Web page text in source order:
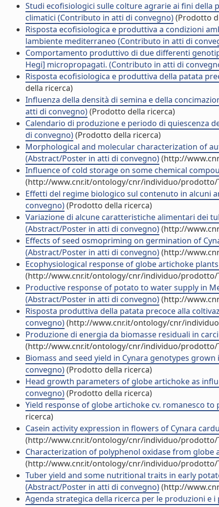
Studi ecofisiologici sulle colture agrarie ai fini della
climatici (Contributo in atti di convegno)(Prodotto
Risposta ecofisiologica e produttiva a condizioni
lambiente mediterraneo (Contributo in atti di
Comportamento produttivo di due differenti
Hegi] micropropagati. (Contributo in atti di
Risposta ecofisiologica e produttiva della patata
della ricerca)
Influenza della densità di semina e della
atti di convegno)(Prodotto della ricerca)
Calendario di produzione e periodo di quiescenza
di convegno)(Prodotto della ricerca)
Morphological and molecular characterization of
(Abstract/Poster in atti di convegno)(http://
Influence of cold storage on some chemical
(http://www.cnr.it/ontology/cnr/individuo/prodotto/
Effetti del regime biologico sul contenuto in alcuni
convegno)(Prodotto della ricerca)
Variazione di alcune caratteristiche alimentari dei
(Abstract/Poster in atti di convegno)(http://
Effects of seed osmopriming on germination of
(Abstract/Poster in atti di convegno)(http://
Ecophysiological response of globe artichoke
(http://www.cnr.it/ontology/cnr/individuo/prodotto/
Productive response of potato to water supply in
(Abstract/Poster in atti di convegno)(http://
Risposta produttiva della patata precoce alla
convegno)(http://www.cnr.it/ontology/cnr/
Produzione di energia da biomasse residuali in
(http://www.cnr.it/ontology/cnr/individuo/prodotto/
Biomass and seed yield in Cynara genotypes
convegno)(Prodotto della ricerca)
Head growth parameters of globe artichoke as
convegno)(Prodotto della ricerca)
Yield response of globe artichoke cv. romanesco
ricerca)
Casein activity expression in flowers of Cynara
(http://www.cnr.it/ontology/cnr/individuo/prodotto/
Characterization of polyphenol oxidase from
(http://www.cnr.it/ontology/cnr/individuo/prodotto/
Tuber yield and some nutritional traits in early
(Abstract/Poster in atti di convegno)(http://
Agenda strategica della ricerca per le produzioni